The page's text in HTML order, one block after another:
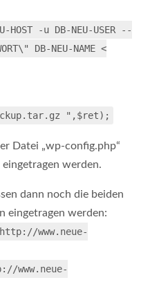
-u DB-NEU-USER --
DB-NEU-NAME <
",$ret);
Datei „wp-config.php“
werden.
dann noch die beiden
eingetragen werden:
www.neue-
www.neue-